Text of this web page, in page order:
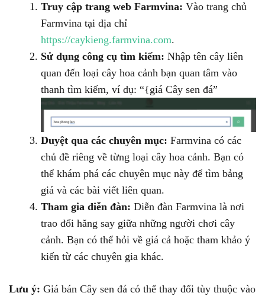
Truy cập trang web Farmvina: Vào trang chủ
Farmvina tại địa chỉ
https://caykieng.farmvina.com.
Sử dụng công cụ tìm kiếm: Nhập tên cây liên
quan đến loại cây hoa cảnh bạn quan tâm vào
thanh tìm kiếm, ví dụ: “{giá Cây sen đá”
Duyệt qua các chuyên mục: Farmvina có các
chủ đề riêng về từng loại cây hoa cảnh. Bạn có
thể khám phá các chuyên mục này để tìm bảng
giá và các bài viết liên quan.
Tham gia diễn đàn: Diễn đàn Farmvina là nơi
trao đổi hăng say giữa những người chơi cây
cảnh. Bạn có thể hỏi về giá cả hoặc tham khảo ý
kiến từ các chuyên gia khác.
Lưu ý: Giá bán Cây sen đá có thể thay đổi tùy thuộc vào